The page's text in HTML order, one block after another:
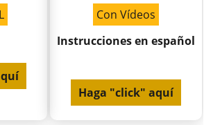
Con Vídeos
Instrucciones en español
Haga "click" aquí